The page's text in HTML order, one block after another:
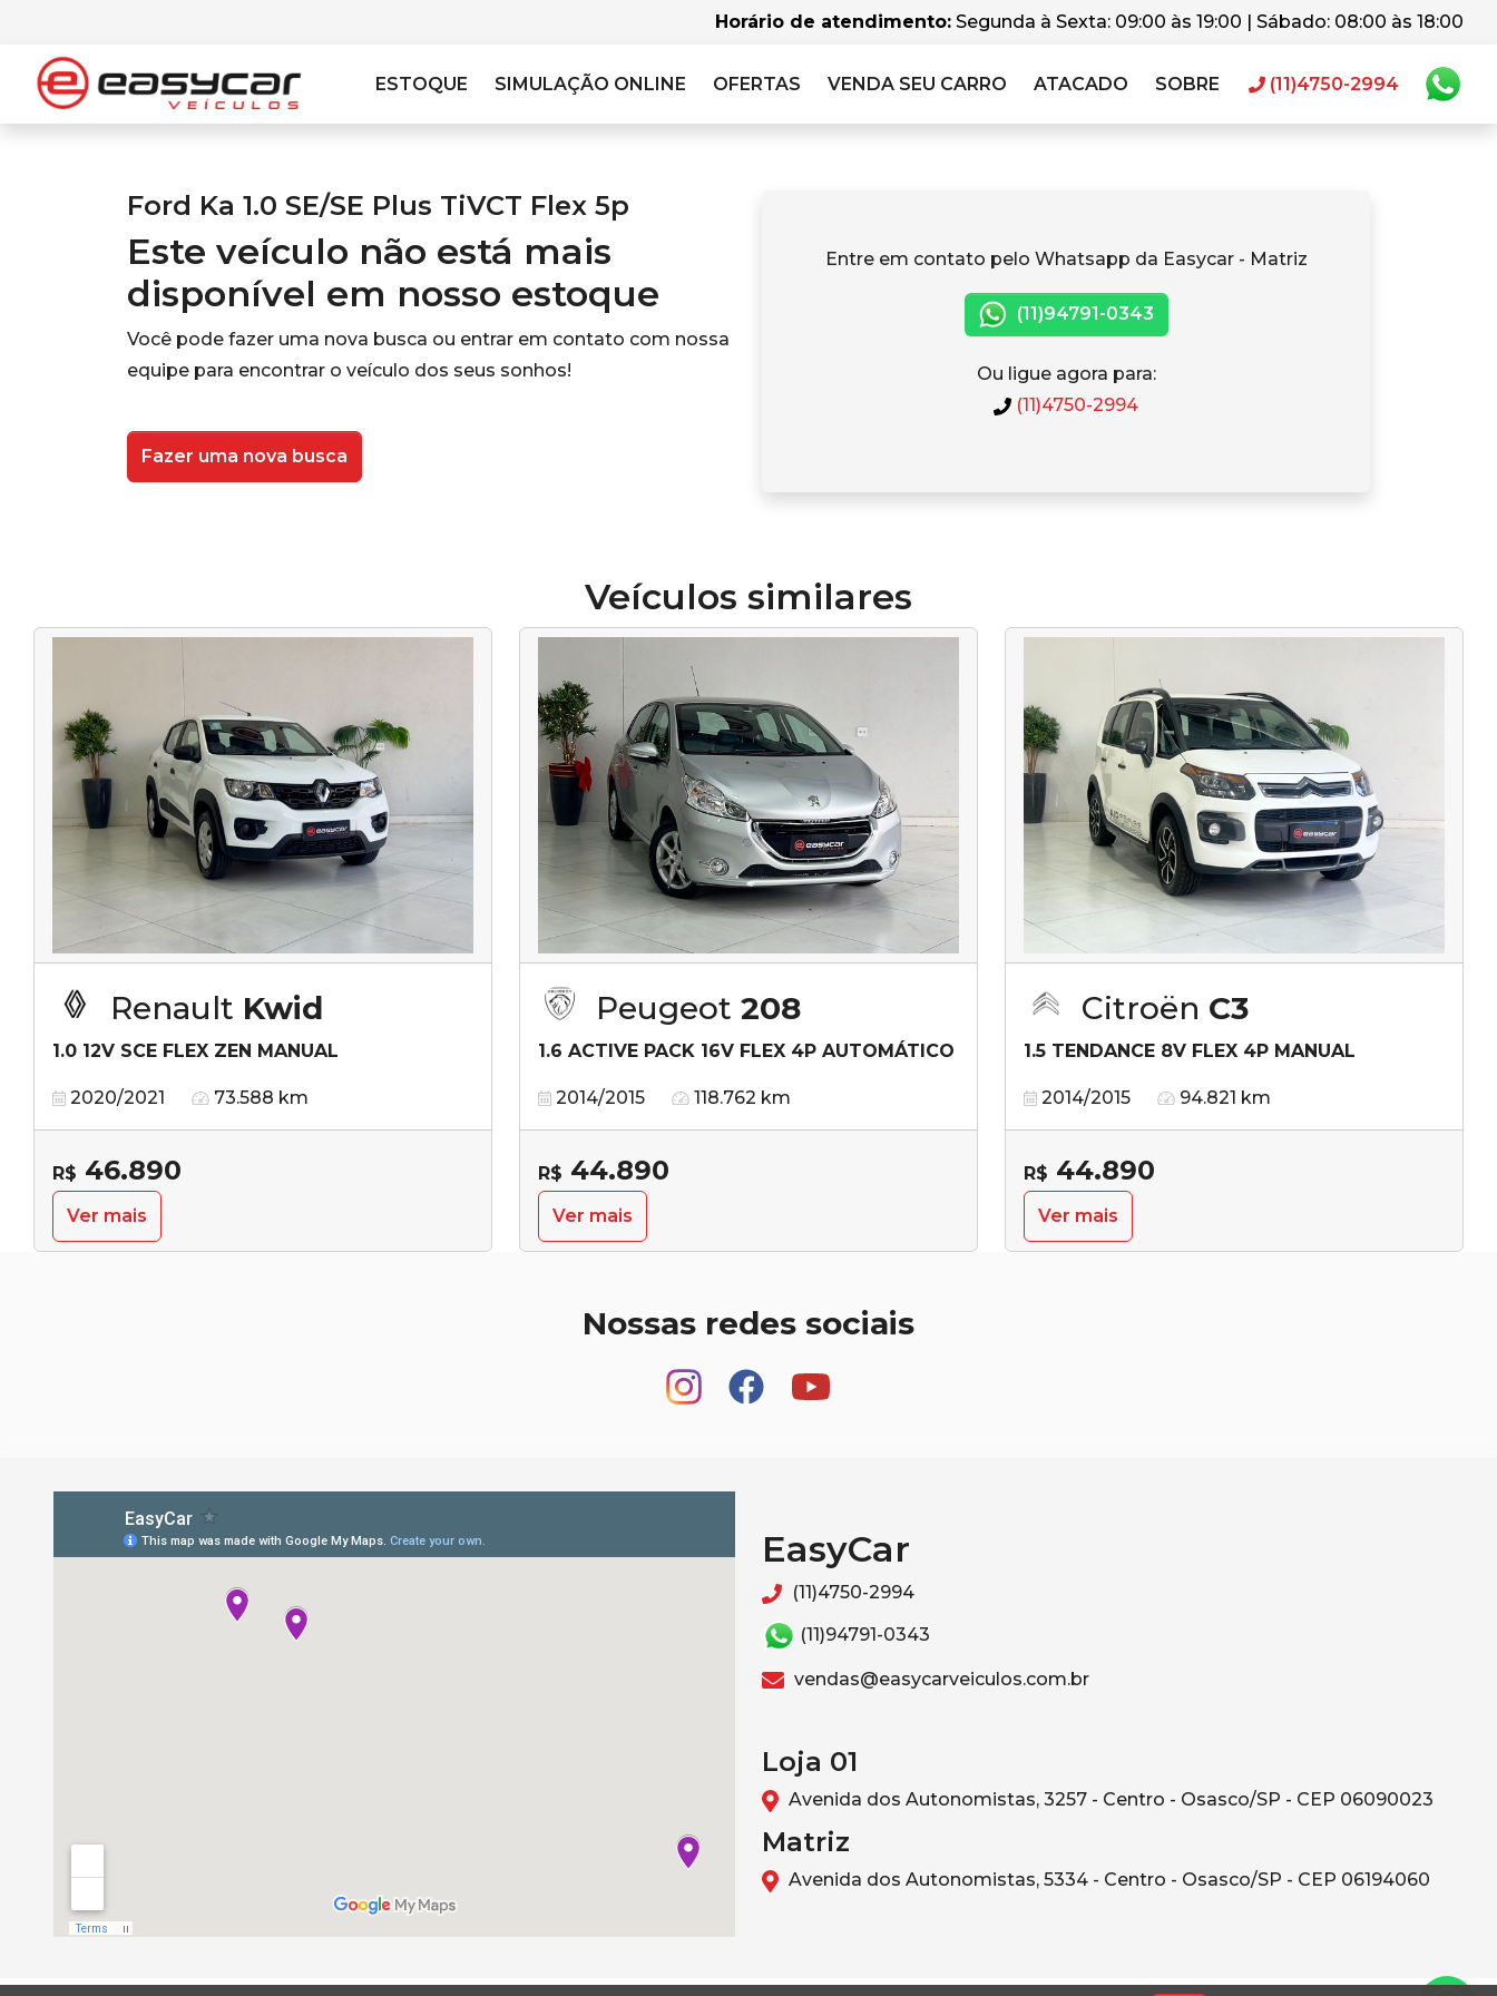
Horário de atendimento: Segunda à Sexta: 09:00 às 19:00 | Sábado: 08:00 às 18:00
ESTOQUE SIMULAÇÃO ONLINE OFERTAS VENDA SEU CARRO ATACADO SOBRE (11)4750-2994
Ford Ka 1.0 SE/SE Plus TiVCT Flex 5p
Este veículo não está mais
disponível em nosso estoque
Você pode fazer uma nova busca ou entrar em contato com nossa
equipe para encontrar o veículo dos seus sonhos!
Fazer uma nova busca
Entre em contato pelo Whatsapp da Easycar - Matriz
(11)94791-0343
Ou ligue agora para:
(11)4750-2994
Veículos similares
Renault Kwid
1.0 12V SCE FLEX ZEN MANUAL
2020/2021 73.588 km
R$ 46.890
Ver mais
Peugeot 208
1.6 ACTIVE PACK 16V FLEX 4P AUTOMÁTICO
2014/2015 118.762 km
R$ 44.890
Ver mais
Citroën C3
1.5 TENDANCE 8V FLEX 4P MANUAL
2014/2015 94.821 km
R$ 44.890
Ver mais
Nossas redes sociais
EasyCar
(11)4750-2994
(11)94791-0343
vendas@easycarveiculos.com.br
Loja 01
Avenida dos Autonomistas, 3257 - Centro - Osasco/SP - CEP 06090023
Matriz
Avenida dos Autonomistas, 5334 - Centro - Osasco/SP - CEP 06194060